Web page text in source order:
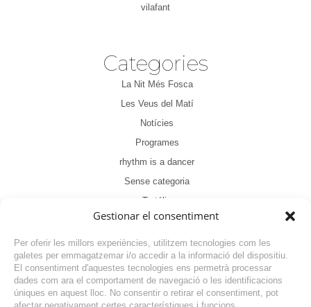
Gestionar el consentiment
Per oferir les millors experiències, utilitzem tecnologies com les
galetes per emmagatzemar i/o accedir a la informació del dispositiu.
El consentiment d'aquestes tecnologies ens permetrà processar
dades com ara el comportament de navegació o les identificacions
úniques en aquest lloc. No consentir o retirar el consentiment, pot
vilafant
Categories
La Nit Més Fosca
Les Veus del Matí
Notícies
Programes
rhythm is a dancer
Sense categoria
Tertúlia
NOTÍCIA ANTERIOR